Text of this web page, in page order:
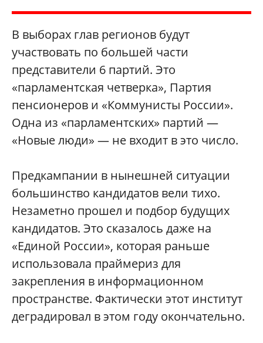
В выборах глав регионов будут
участвовать по большей части
представители 6 партий. Это
«парламентская четверка», Партия
пенсионеров и «Коммунисты России».
Одна из «парламентских» партий —
«Новые люди» — не входит в это число.
Предкампании в нынешней ситуации
большинство кандидатов вели тихо.
Незаметно прошел и подбор будущих
кандидатов. Это сказалось даже на
«Единой России», которая раньше
использовала праймериз для
закрепления в информационном
пространстве. Фактически этот институт
деградировал в этом году окончательно.